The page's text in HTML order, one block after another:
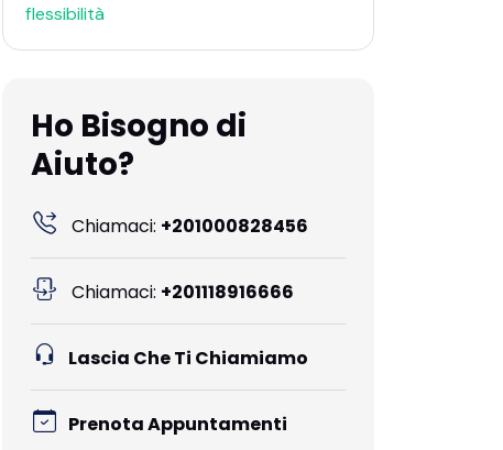
flessibilità
Ho Bisogno di
Aiuto?
Chiamaci: +201000828456
Chiamaci: +201118916666
Lascia Che Ti Chiamiamo
Prenota Appuntamenti